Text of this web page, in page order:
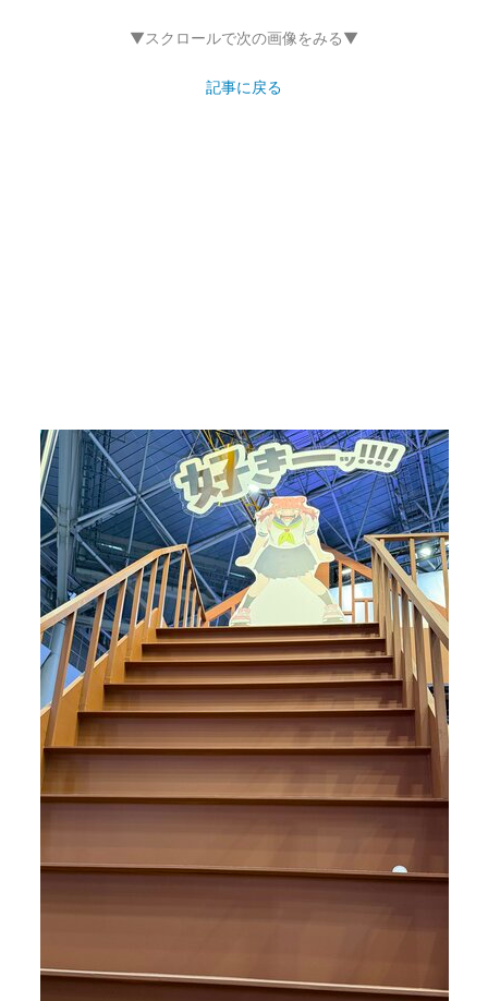
▼スクロールで次の画像をみる▼
記事に戻る